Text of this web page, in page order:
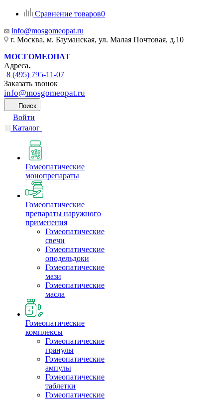
Сравнение товаров0
info@mosgomeopat.ru
г. Москва, м. Бауманская, ул. Малая Почтовая, д.10
МОСГОМЕОПАТ
Адреса
8 (495) 795-11-07
Заказать звонок
info@mosgomeopat.ru
Поиск
Войти
Каталог
Гомеопатические
монопрепараты
Гомеопатические
препараты наружного
применения
Гомеопатические
свечи
Гомеопатические
оподельдоки
Гомеопатические
мази
Гомеопатические
масла
Гомеопатические
комплексы
Гомеопатические
гранулы
Гомеопатические
ампулы
Гомеопатические
таблетки
Гомеопатические